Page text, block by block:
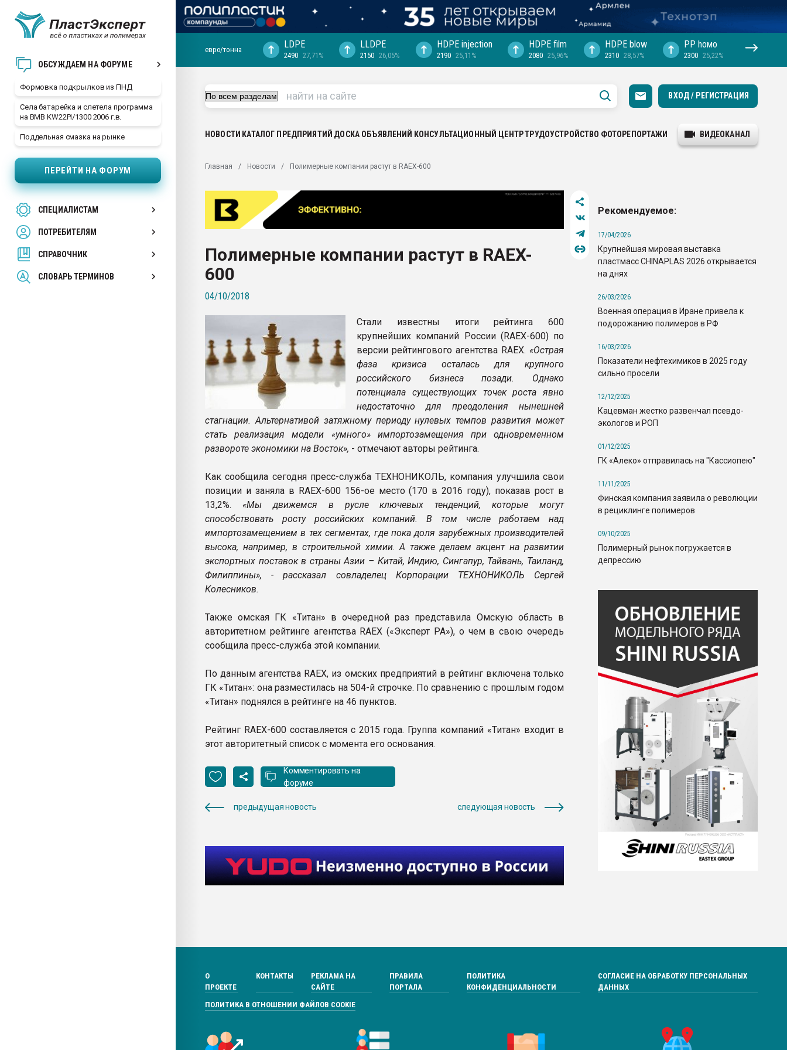
ОБСУЖДАЕМ НА ФОРУМЕ
Формовка подкрылков из ПНД
Села батарейка и слетела программа
на BMB KW22PI/1300 2006 г.в.
Поддельная смазка на рынке
ПЕРЕЙТИ НА ФОРУМ
СПЕЦИАЛИСТАМ
ПОТРЕБИТЕЛЯМ
СПРАВОЧНИК
СЛОВАРЬ ТЕРМИНОВ
29.07.2026 ФРП помог "Ижевскому
Вакуум-формовочные машины:
28.07.2026 Автоматизация выходит на
первый план в переработке
пластмасс
ситуацией на строительном рынке
Всё, что касается выдува ПЭТ
бутылок
ПЕРЕЙТИ НА ФОРУМ
евро/тонна LDPE
2490 27,71%
LLDPE
2150 26,05%
HDPE injection
2190 25,11%
HDPE film
2080 25,96%
HDPE blow
2310 28,57%
PP hомо
2300 25,22%
ВХОД / РЕГИСТРАЦИЯ
НОВОСТИ КАТАЛОГ ПРЕДПРИЯТИЙ ДОСКА ОБЪЯВЛЕНИЙ КОНСУЛЬТАЦИОННЫЙ ЦЕНТРТРУДОУСТРОЙСТВО ФОТОРЕПОРТАЖИ ВИДЕОКАНАЛ
Главная Новости Полимерные компании растут в RAEX-600
Полимерные компании растут в RAEX-
600
04/10/2018
Стали известны итоги рейтинга 600
крупнейших компаний России (RAEX-600) по
версии рейтингового агентства RAEX. «Острая
фаза кризиса осталась для крупного
российского бизнеса позади. Однако
потенциала существующих точек роста явно
недостаточно для преодоления нынешней
стагнации. Альтернативой затяжному периоду нулевых темпов развития может
стать реализация модели «умного» импортозамещения при одновременном
развороте экономики на Восток», - отмечают авторы рейтинга.
Как сообщила сегодня пресс-служба ТЕХНОНИКОЛЬ, компания улучшила свои
позиции и заняла в RAEX-600 156-ое место (170 в 2016 году), показав рост в
13,2%. «Мы движемся в русле ключевых тенденций, которые могут
способствовать росту российских компаний. В том числе работаем над
импортозамещением в тех сегментах, где пока доля зарубежных производителей
высока, например, в строительной химии. А также делаем акцент на развитии
экспортных поставок в страны Азии – Китай, Индию, Сингапур, Тайвань, Таиланд,
Филиппины», - рассказал совладелец Корпорации ТЕХНОНИКОЛЬ Сергей
Колесников.
Также омская ГК «Титан» в очередной раз представила Омскую область в
авторитетном рейтинге агентства RAEX («Эксперт РА»), о чем в свою очередь
сообщила пресс-служба этой компании.
По данным агентства RAEX, из омских предприятий в рейтинг включена только
ГК «Титан»: она разместилась на 504-й строчке. По сравнению с прошлым годом
«Титан» поднялся в рейтинге на 46 пунктов.
Рейтинг RAEX-600 составляется с 2015 года. Группа компаний «Титан» входит в
этот авторитетный список с момента его основания.
Комментировать на
форуме
предыдущая новость следующая новость
Рекомендуемое:
17/04/2026
Крупнейшая мировая выставка
пластмасс CHINAPLAS 2026 открывается
на днях
26/03/2026
Военная операция в Иране привела к
подорожанию полимеров в РФ
16/03/2026
Показатели нефтехимиков в 2025 году
сильно просели
12/12/2025
Кацевман жестко развенчал псевдо-
экологов и РОП
01/12/2025
ГК «Алеко» отправилась на "Кассиопею"
11/11/2025
Финская компания заявила о революции
в рециклинге полимеров
09/10/2025
Полимерный рынок погружается в
депрессию
О
ПРОЕКТЕ
КОНТАКТЫ
РЕКЛАМА НА
САЙТЕ
ПРАВИЛА
ПОРТАЛА
ПОЛИТИКА
КОНФИДЕНЦИАЛЬНОСТИ
СОГЛАСИЕ НА ОБРАБОТКУ ПЕРСОНАЛЬНЫХ
ДАННЫХ
ПОЛИТИКА В ОТНОШЕНИИ ФАЙЛОВ COOKIE